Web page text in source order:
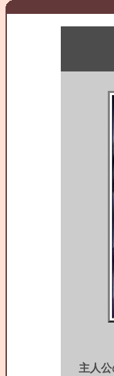
主人公